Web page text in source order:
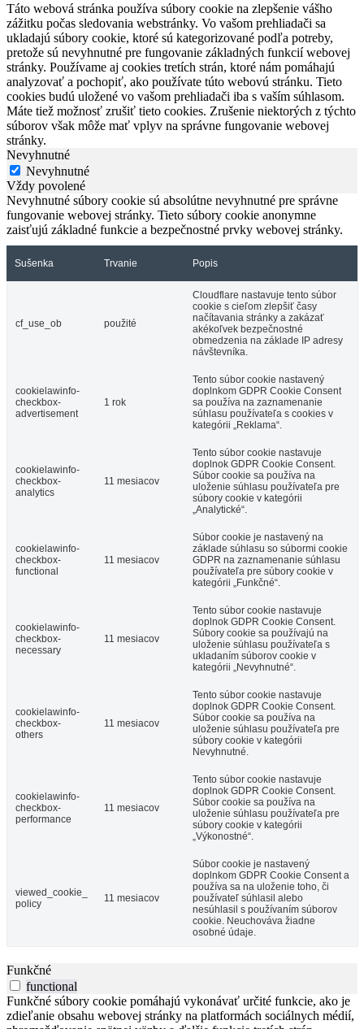
Táto webová stránka používa súbory cookie na zlepšenie vášho
zážitku počas sledovania webstránky. Vo vašom prehliadači sa
ukladajú súbory cookie, ktoré sú kategorizované podľa potreby,
pretože sú nevyhnutné pre fungovanie základných funkcií webovej
stránky. Používame aj cookies tretích strán, ktoré nám pomáhajú
analyzovať a pochopiť, ako používate túto webovú stránku. Tieto
cookies budú uložené vo vašom prehliadači iba s vaším súhlasom.
Máte tiež možnosť zrušiť tieto cookies. Zrušenie niektorých z týchto
súborov však môže mať vplyv na správne fungovanie webovej
stránky.
Nevyhnutné
Nevyhnutné
Vždy povolené
Nevyhnutné súbory cookie sú absolútne nevyhnutné pre správne
fungovanie webovej stránky. Tieto súbory cookie anonymne
zaisťujú základné funkcie a bezpečnostné prvky webovej stránky.
Sušenka Trvanie Popis
cf_use_ob použité
Cloudflare nastavuje tento súbor
cookie s cieľom zlepšiť časy
načítavania stránky a zakázať
akékoľvek bezpečnostné
obmedzenia na základe IP adresy
návštevníka.
cookielawinfo-
checkbox-
advertisement
1 rok
Tento súbor cookie nastavený
doplnkom GDPR Cookie Consent
sa používa na zaznamenanie
súhlasu používateľa s cookies v
kategórii „Reklama“.
cookielawinfo-
checkbox-
analytics
11 mesiacov
Tento súbor cookie nastavuje
doplnok GDPR Cookie Consent.
Súbor cookie sa používa na
uloženie súhlasu používateľa pre
súbory cookie v kategórii
„Analytické“.
cookielawinfo-
checkbox-
functional
11 mesiacov
Súbor cookie je nastavený na
základe súhlasu so súbormi cookie
GDPR na zaznamenanie súhlasu
používateľa pre súbory cookie v
kategórii „Funkčné“.
cookielawinfo-
checkbox-
necessary
11 mesiacov
Tento súbor cookie nastavuje
doplnok GDPR Cookie Consent.
Súbory cookie sa používajú na
uloženie súhlasu používateľa s
ukladaním súborov cookie v
kategórii „Nevyhnutné“.
cookielawinfo-
checkbox-
others
11 mesiacov
Tento súbor cookie nastavuje
doplnok GDPR Cookie Consent.
Súbor cookie sa používa na
uloženie súhlasu používateľa pre
súbory cookie v kategórii
Nevyhnutné.
cookielawinfo-
checkbox-
performance
11 mesiacov
Tento súbor cookie nastavuje
doplnok GDPR Cookie Consent.
Súbor cookie sa používa na
uloženie súhlasu používateľa pre
súbory cookie v kategórii
„Výkonostné“.
viewed_cookie_
policy
11 mesiacov
Súbor cookie je nastavený
doplnkom GDPR Cookie Consent a
používa sa na uloženie toho, či
používateľ súhlasil alebo
nesúhlasil s používaním súborov
cookie. Neuchováva žiadne
osobné údaje.
Funkčné
functional
Funkčné súbory cookie pomáhajú vykonávať určité funkcie, ako je
zdieľanie obsahu webovej stránky na platformách sociálnych médií,